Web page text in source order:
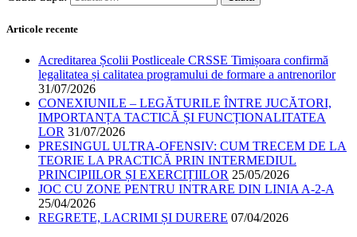
Articole recente
Acreditarea Școlii Postliceale CRSSE Timișoara confirmă
legalitatea și calitatea programului de formare a antrenorilor
31/07/2026
CONEXIUNILE – LEGĂTURILE ÎNTRE JUCĂTORI,
IMPORTANȚA TACTICĂ ȘI FUNCȚIONALITATEA
LOR 31/07/2026
PRESINGUL ULTRA-OFENSIV: CUM TRECEM DE LA
TEORIE LA PRACTICĂ PRIN INTERMEDIUL
PRINCIPIILOR ȘI EXERCIȚIILOR 25/05/2026
JOC CU ZONE PENTRU INTRARE DIN LINIA A-2-A
25/04/2026
REGRETE, LACRIMI ȘI DURERE 07/04/2026